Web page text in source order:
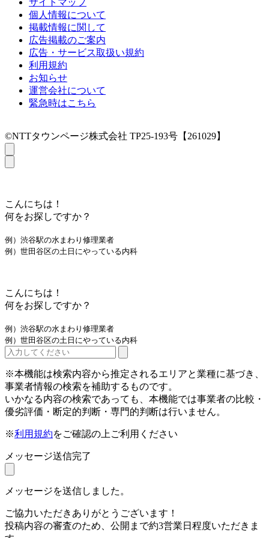
個人情報について
掲載情報に関して
広告掲載のご案内
広告・サービス取扱い規約
利用規約
お知らせ
運営会社について
緊急時はこちら
©NTTタウンページ株式会社 TP25-193号【261029】
こんにちは！
何をお探しですか？
例）渋谷駅の水まわり修理業者
例）世田谷区の土日にやっている内科
こんにちは！
何をお探しですか？
例）渋谷駅の水まわり修理業者
例）世田谷区の土日にやっている内科
※本機能は検索内容から推定されるエリアと業種に基づき、
事業者情報の検索を補助するものです。
いかなる内容の検索であっても、本機能では事業者の比較・
優劣評価・断定的判断・専門的判断は行いません。
※利用規約をご確認の上ご利用ください
メッセージ送信完了
メッセージを送信しました。
ご協力いただきありがとうございます！
投稿内容の審査のため、公開まで約3営業日程度いただきま